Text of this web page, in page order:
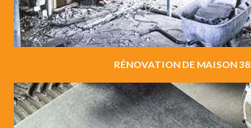
RÉNOVATION DE MAISON 38